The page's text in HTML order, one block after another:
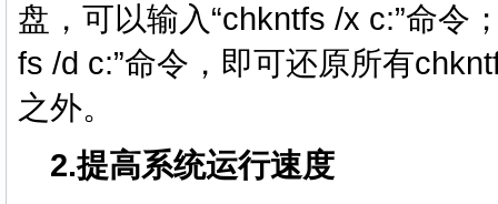
盘，可以输入“chkntfs /x c:”命令
fs /d c:”命令，即可还原所有
之外。
2.提高系统运行速度